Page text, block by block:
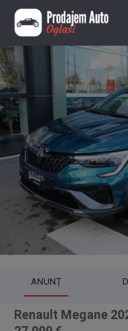
ANUNȚ
Renault Megane